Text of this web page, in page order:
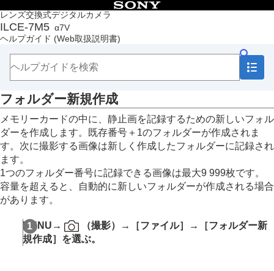
レンズ交換式デジタルカメラ
ILCE-7M5 α7V
ヘルプガイド (Web取扱説明書)
目次
トップページ
ヘルプガイドの使いかた
本体と付属品を確認する
本機の基本操作
準備/基本的な撮影
MENU一覧から機能を探す
撮影機能を活用する
カメラをカスタマイズする
再生する
カメラの設定を変更する
メモリーカードの設定
ファイルの設定
記録フォルダー選択
フォルダー新規作成
フォルダー新規作成
メモリーカードの中に、静止画を記録するための新しいフォル
ダーを作成します。既存番号＋1のフォルダーが作成されま
す。次に撮影する画像は新しく作成したフォルダーに記録され
ます。
1つのフォルダー番号に記録できる画像は最大9 999枚です。
容量を超えると、自動的に新しいフォルダーが作成される場合
があります。
MENU → （撮影）→ ［ファイル］ →
［フォルダー新
規作成］ を選ぶ。